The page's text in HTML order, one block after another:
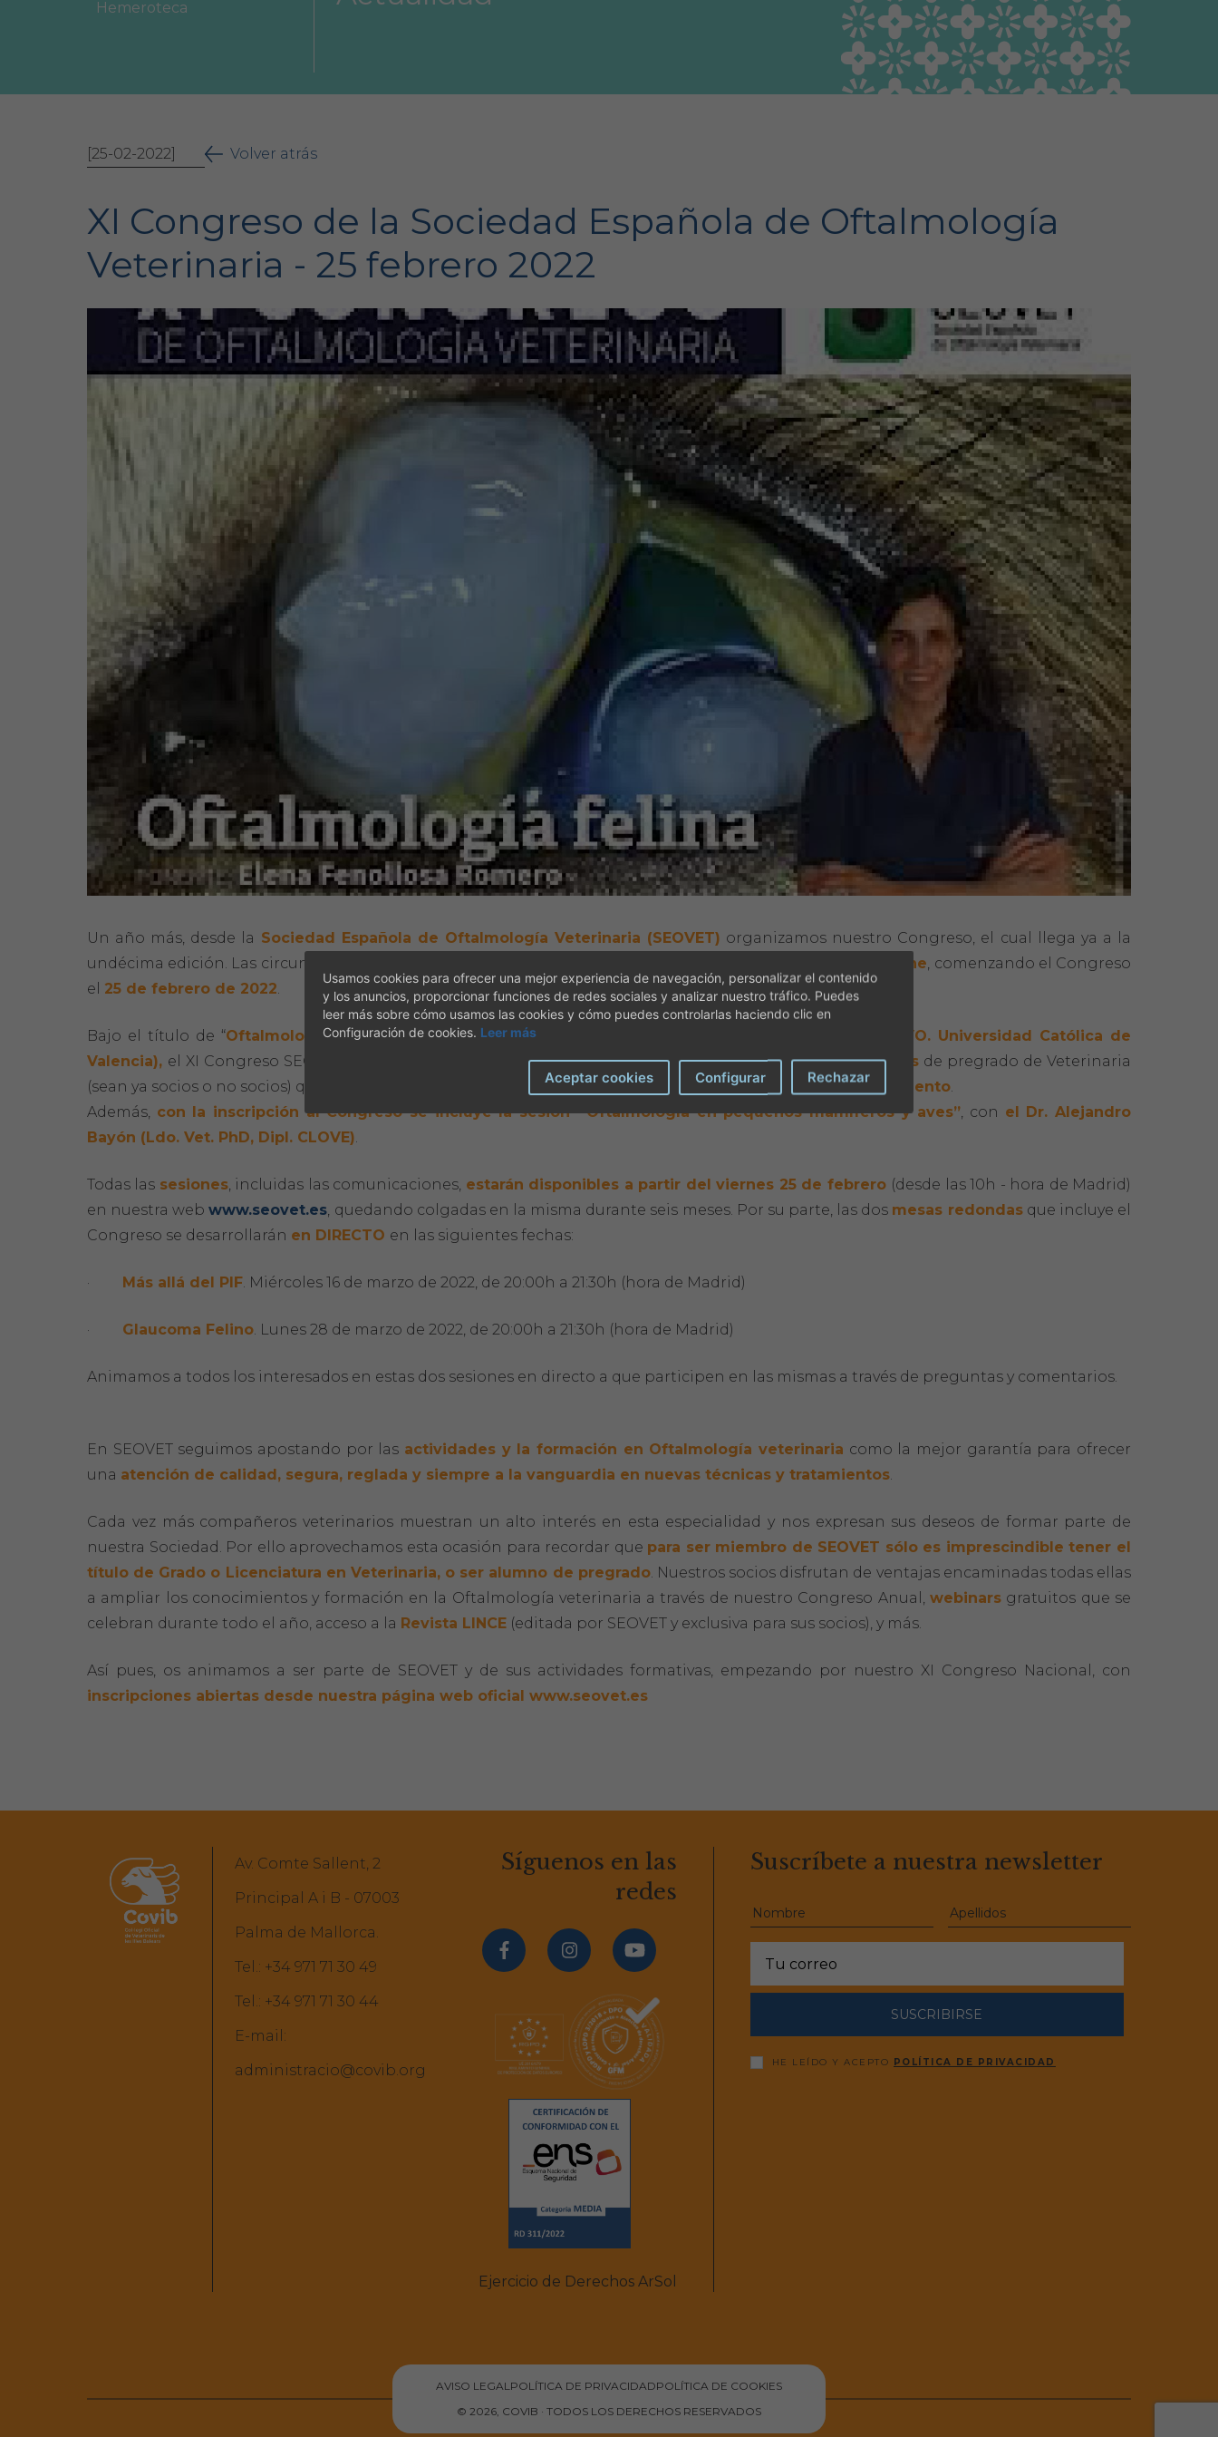
Área Colegial
Salud animal y salud
pública
Hemeroteca
[25-02-2022] Volver atrás
XI Congreso de la Sociedad Española de Oftalmología
Veterinaria - 25 febrero 2022
Un año más, desde la Sociedad Española de Oftalmología Veterinaria (SEOVET) organizamos nuestro Congreso, el cual llega ya a la
undécima edición. Las circunstancias sanitarias nos obligan nuevamente a optar por un
formato 100% online, comenzando el Congreso
el 25 de febrero de 2022.
Bajo el título de “Oftalmología Felina” y de la mano deElena Fenollosa
LdaVet, CertVOphthal, Dip ECVO. Universidad Católica de
Valencia), el XI Congreso SEOVET incluye una gran novedadeste año: unacuota especial para estudiantesde pregrado de Veterinaria
(sean ya socios o no socios) que permite acceder a las sesiones de nuestro XI Congreso con un
40% de descuento.
Además, con la inscripción al Congreso se incluye la sesión“Oftalmología en pequeños mamíferos y aves”, con el Dr. Alejandro
Bayón (Ldo. Vet. PhD, Dipl. CLOVE).
Todas las sesiones, incluidas las comunicaciones, estarán disponibles a partir del viernes 25 de febrero (desde las 10h - hora de Madrid)
en nuestra webwww.seovet.es, quedando colgadas en la misma durante seis meses. Por su parte, las dos mesas redondasque incluye el
Congreso se desarrollarán en DIRECTO en las siguientes fechas:
· Más allá del PIF. Miércoles 16 de marzo de 2022, de 20:00h a 21:30h (hora de Madrid)
· Glaucoma Felino. Lunes 28 de marzo de 2022, de 20:00h a 21:30h (hora de Madrid)
Animamos a todos los interesados en estas dos sesiones en directo a que participen en las mismas a través de preguntas y comentarios.
En SEOVET seguimos apostando por las actividades y la formación en Oftalmología veterinaria como la mejor garantía para ofrecer
una atención de calidad, segura, reglada y siempre a la vanguardia en nuevas técnicas y tratamientos.
Cada vez más compañeros veterinarios muestran un alto interés en esta especialidad y nos expresan sus deseos de formar parte de
nuestra Sociedad. Por ello aprovechamos esta ocasión para recordar que para ser miembro de SEOVET sólo es imprescindible tener el
título de Grado o Licenciatura en Veterinaria, o ser alumno de pregrado. Nuestros socios disfrutan de ventajas encaminadas todas ellas
a ampliar los conocimientos y formación en la Oftalmología veterinaria a través de nuestro Congreso Anual,webinars gratuitos que se
celebran durante todo el año, acceso a la Revista LINCE (editada por SEOVET y exclusiva para sus socios), y más.
Así pues, os animamos a ser parte de SEOVET y de sus actividades formativas, empezando por nuestro XI Congreso Nacional, con
inscripciones abiertas desde nuestra página web oficial www.seovet.es
Av. Comte Sallent, 2
Principal A i B - 07003
Palma de Mallorca.
Tel.: +34 971 71 30 49
Tel.: +34 971 71 30 44
E-mail:
administracio@covib.org
Síguenos en las
redes
Ejercicio de Derechos ArSol
Suscríbete a nuestra newsletter
SUSCRIBIRSE
HE LEÍDO Y ACEPTO POLÍTICA DE PRIVACIDAD
AVISO LEGALPOLÍTICA DE PRIVACIDADPOLÍTICA DE COOKIES
© 2026, COVIB · TODOS LOS DERECHOS RESERVADOS
Usamos cookies para ofrecer una mejor experiencia de navegación, personalizar el contenido
y los anuncios, proporcionar funciones de redes sociales y analizar nuestro tráfico. Puedes
leer más sobre cómo usamos las cookies y cómo puedes controlarlas haciendo clic en
Configuración de cookies. Leer más
Aceptar cookies Configurar Rechazar